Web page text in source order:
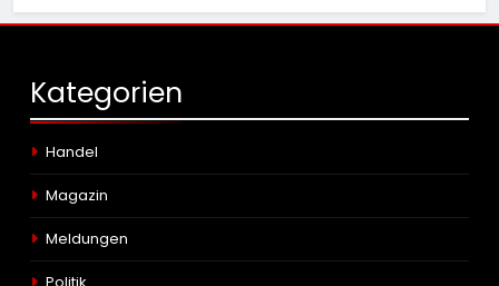
Kategorien
Handel
Magazin
Meldungen